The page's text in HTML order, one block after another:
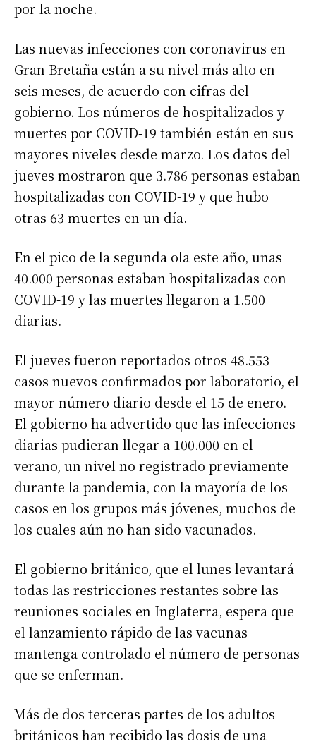
por la noche.
Las nuevas infecciones con coronavirus en
Gran Bretaña están a su nivel más alto en
seis meses, de acuerdo con cifras del
gobierno. Los números de hospitalizados y
muertes por COVID-19 también están en sus
mayores niveles desde marzo. Los datos del
jueves mostraron que 3.786 personas estaban
hospitalizadas con COVID-19 y que hubo
otras 63 muertes en un día.
En el pico de la segunda ola este año, unas
40.000 personas estaban hospitalizadas con
COVID-19 y las muertes llegaron a 1.500
diarias.
El jueves fueron reportados otros 48.553
casos nuevos confirmados por laboratorio, el
mayor número diario desde el 15 de enero.
El gobierno ha advertido que las infecciones
diarias pudieran llegar a 100.000 en el
verano, un nivel no registrado previamente
durante la pandemia, con la mayoría de los
casos en los grupos más jóvenes, muchos de
los cuales aún no han sido vacunados.
El gobierno británico, que el lunes levantará
todas las restricciones restantes sobre las
reuniones sociales en Inglaterra, espera que
el lanzamiento rápido de las vacunas
mantenga controlado el número de personas
que se enferman.
Más de dos terceras partes de los adultos
británicos han recibido las dosis de una